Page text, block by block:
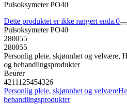
Pulsoksymeter PO40
Dette produktet er ikke rangert enda.0
Pulsoksymeter PO40
280055
280055
Personlig pleie, skjønnhet og velvære,
og behandlingsprodukter
Beurer
4211125454326
Personlig pleie, skjønnhet og velvære
behandlingsprodukter